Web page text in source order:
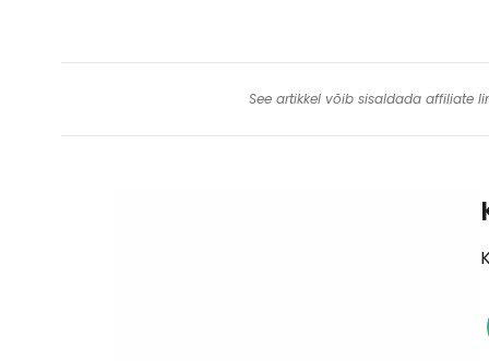
See artikkel võib sisaldada affiliate